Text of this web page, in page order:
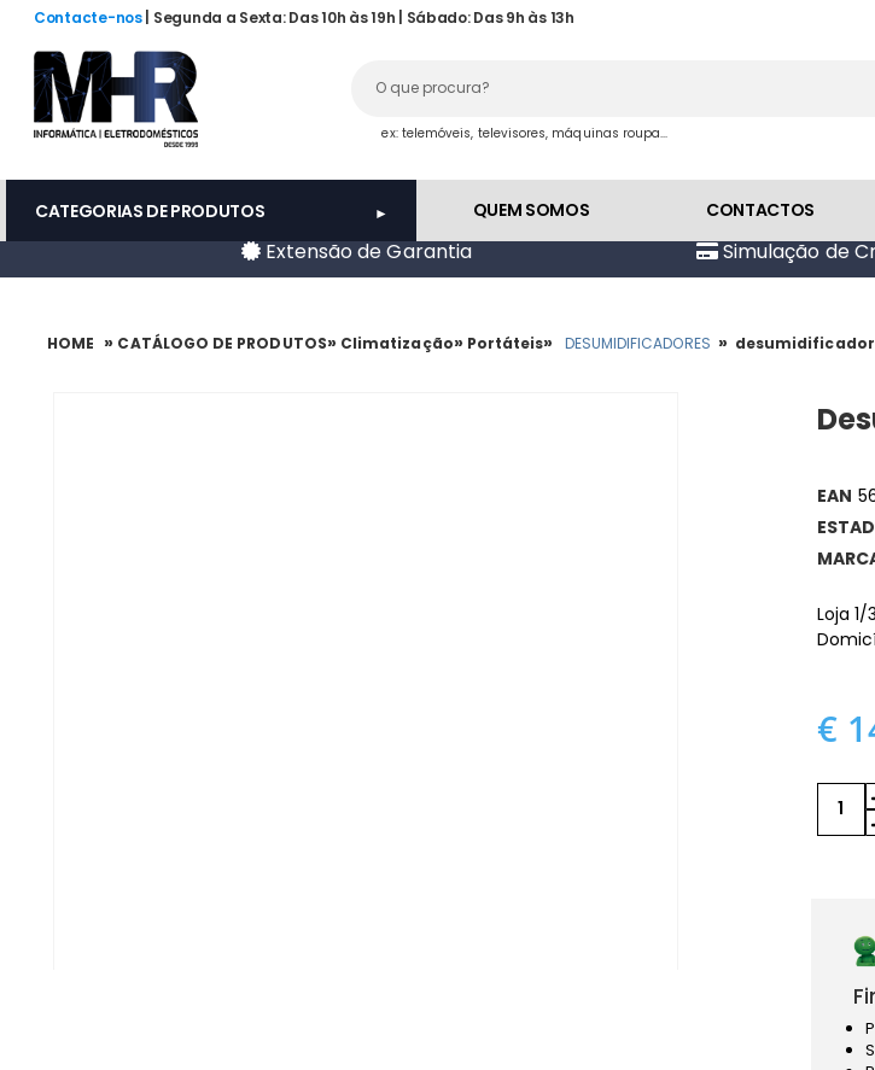
Contacte-nos | Segunda a Sexta: Das 10h às 19h | Sábado: Das 9h às 13h
ex: telemóveis, televisores, máquinas roupa...
CATEGORIAS DE PRODUTOS QUEM SOMOS CONTACTOS
Extensão de Garantia Simulação de
HOME » CATÁLOGO DE PRODUTOS»Climatização»Portáteis» DESUMIDIFICADORES »
EAN
Loja
€